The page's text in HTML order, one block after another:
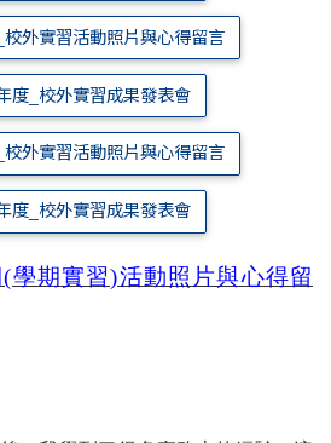
外實習活動照片與心得留言
度_校外實習成果發表會
外實習活動照片與心得留言
度_校外實習成果發表會
學期實習)活動照片與心得留